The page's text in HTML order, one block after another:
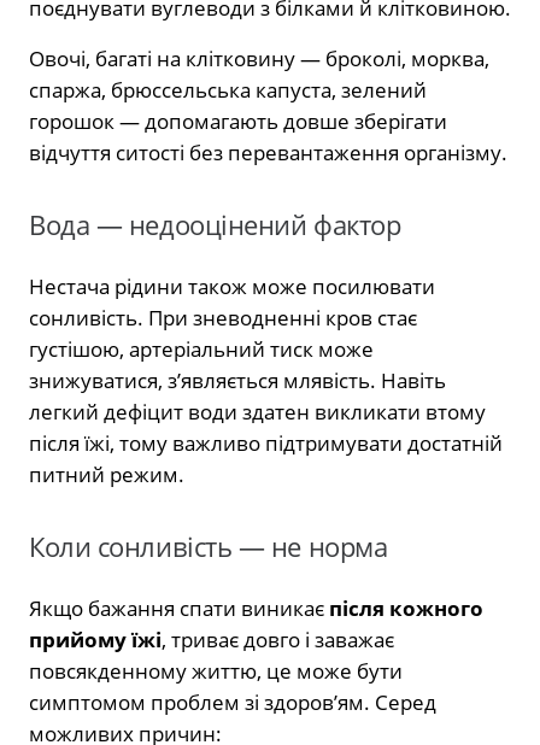
поєднувати вуглеводи з білками й клітковиною.
Овочі, багаті на клітковину — броколі, морква,
спаржа, брюссельська капуста, зелений
горошок — допомагають довше зберігати
відчуття ситості без перевантаження організму.
Вода — недооцінений фактор
Нестача рідини також може посилювати
сонливість. При зневодненні кров стає
густішою, артеріальний тиск може
знижуватися, з’являється млявість. Навіть
легкий дефіцит води здатен викликати втому
після їжі, тому важливо підтримувати достатній
питний режим.
Коли сонливість — не норма
Якщо бажання спати виникає після кожного
прийому їжі, триває довго і заважає
повсякденному життю, це може бути
симптомом проблем зі здоров’ям. Серед
можливих причин: